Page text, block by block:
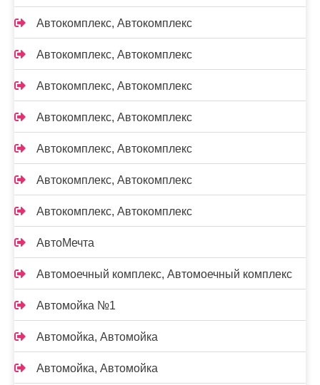
Автокомплекс, Автокомплекс
Автокомплекс, Автокомплекс
Автокомплекс, Автокомплекс
Автокомплекс, Автокомплекс
Автокомплекс, Автокомплекс
Автокомплекс, Автокомплекс
Автокомплекс, Автокомплекс
АвтоМечта
Автомоечный комплекс, Автомоечный комплекс
Автомойка №1
Автомойка, Автомойка
Автомойка, Автомойка